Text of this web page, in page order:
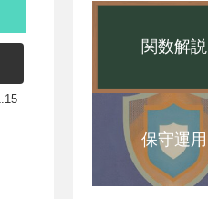
関数解説
保守運用